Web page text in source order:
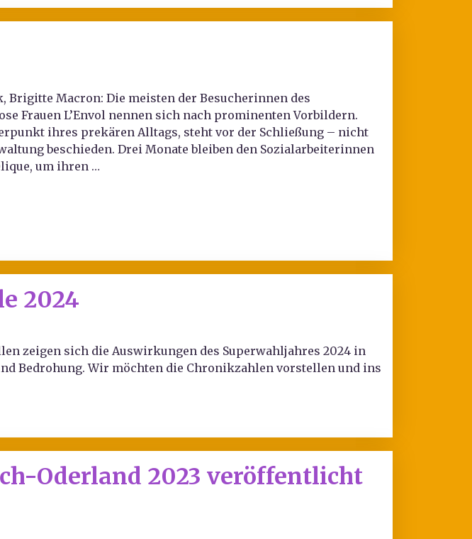
Brigitte Macron: Die meisten der Besucherinnen des
Frauen L’Envol nennen sich nach prominenten Vorbildern.
ihres prekären Alltags, steht vor der Schließung – nicht
beschieden. Drei Monate bleiben den Sozialarbeiterinnen
um ihren …
2024
zeigen sich die Auswirkungen des Superwahljahres 2024 in
Bedrohung. Wir möchten die Chronikzahlen vorstellen und ins
Oderland 2023 veröffentlicht